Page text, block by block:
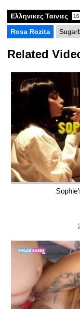
Ελληνικες Ταινιες 16
Rosa Rozita
Related